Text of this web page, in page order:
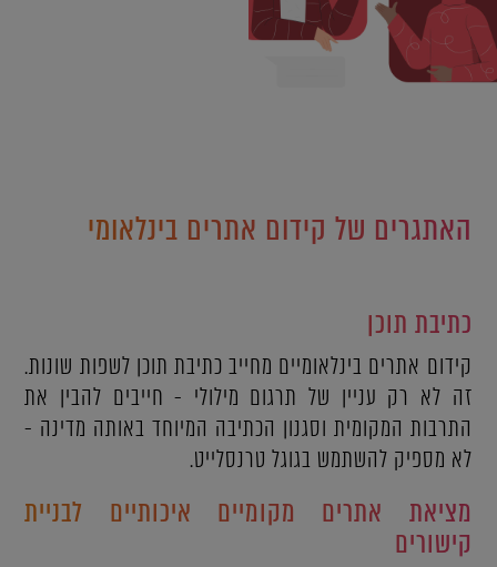
האתגרים של קידום אתרים בינלאומי
כתיבת תוכן
קידום אתרים בינלאומיים מחייב כתיבת תוכן לשפות שונות.
זה לא רק עניין של תרגום מילולי - חייבים להבין את
התרבות המקומית וסגנון הכתיבה המיוחד באותה מדינה -
לא מספיק להשתמש בגוגל טרנסלייט.
מציאת אתרים מקומיים איכותיים לבניית
קישורים